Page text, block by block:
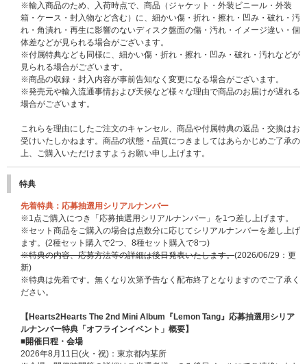
※輸入商品のため、入荷時点で、商品（ジャケット・外装ビニール・外装
箱・ケース・封入物など含む）に、細かい傷・折れ・擦れ・凹み・破れ・汚
れ・角潰れ・再生に影響のないディスク盤面の傷・汚れ・イメージ違い・個
体差などが見られる場合がございます。
※付属特典なども同様に、細かい傷・折れ・擦れ・凹み・破れ・汚れなどが
見られる場合がございます。
※商品の収録・封入内容が事前告知なく変更になる場合がございます。
※発売元や輸入流通事情および天候など様々な理由で商品のお届けが遅れる
場合がございます。
これらを理由にしたご注文のキャンセル、商品や付属特典の返品・交換はお
受けいたしかねます。商品の状態・品質につきましてはあらかじめご了承の
上、ご購入いただけますようお願い申し上げます。
特典
先着特典：応募抽選用シリアルナンバー
※1点ご購入につき「応募抽選用シリアルナンバー」を1つ差し上げます。
※セット商品をご購入の場合は点数分に応じてシリアルナンバーを差し上げ
ます。(2種セット購入で2つ、8種セット購入で8つ)
※特典の内容、応募方法等の詳細は後日発表いたします。(2026/06/29：更
新)
※特典は先着です。無くなり次第予告なく配布終了となりますのでご了承く
ださい。
【Hearts2Hearts The 2nd Mini Album『Lemon Tang』応募抽選用シリア
ルナンバー特典「オフラインイベント」概要】
■開催日程・会場
2026年8月11日(火・祝)：東京都内某所